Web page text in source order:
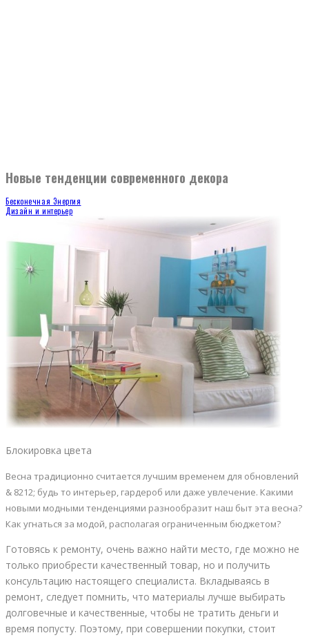
Новые тенденции современного декора
Бесконечная Энергия
Дизайн и интерьер
Блокировка цвета
Весна традиционно считается лучшим временем для обновлений
& 8212; будь то интерьер, гардероб или даже увлечение. Какими
новыми модными тенденциями разнообразит наш быт эта весна?
Как угнаться за модой, располагая ограниченным бюджетом?
Готовясь к ремонту, очень важно найти место, где можно не
только приобрести качественный товар, но и получить
консультацию настоящего специалиста. Вкладываясь в
ремонт, следует помнить, что материалы лучше выбирать
долговечные и качественные, чтобы не тратить деньги и
время попусту. Поэтому, при совершении покупки, стоит